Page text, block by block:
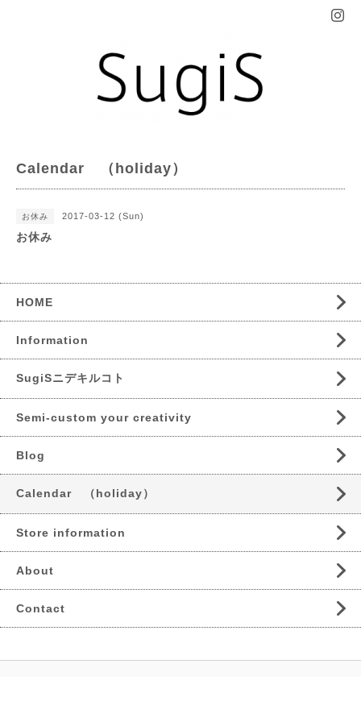
Calendar （holiday）
お休み 2017-03-12 (Sun)
お休み
HOME
Information
SugiSニデキルコト
Semi-custom your creativity
Blog
Calendar （holiday）
Store information
About
Contact